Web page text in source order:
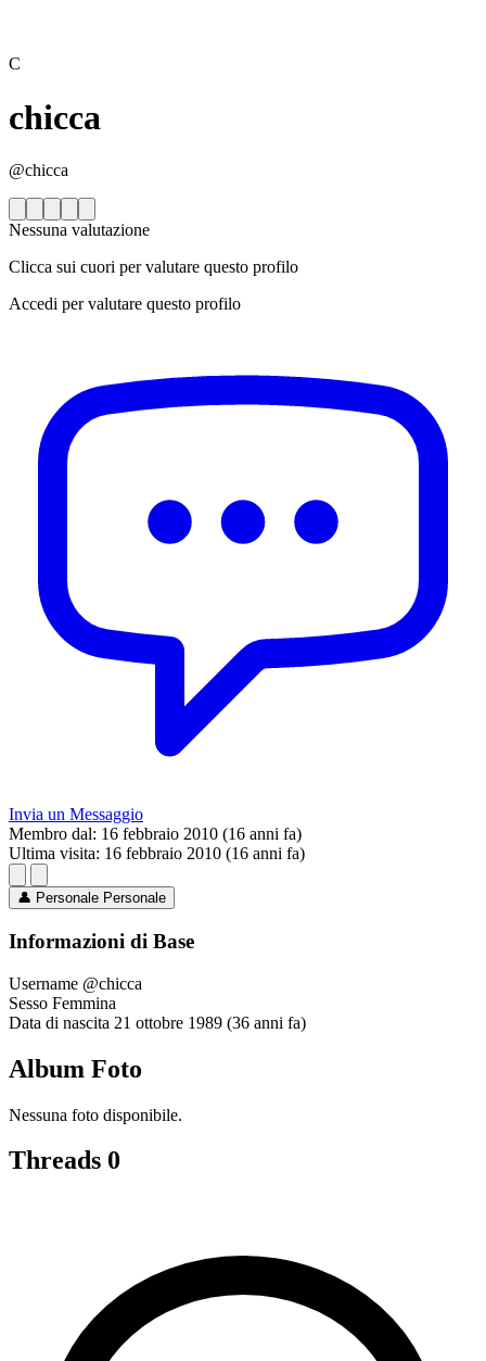
C
chicca
@chicca
Nessuna valutazione
Clicca sui cuori per valutare questo profilo
Accedi per valutare questo profilo
Invia un Messaggio
Membro dal: 16 febbraio 2010 (16 anni fa)
Ultima visita: 16 febbraio 2010 (16 anni fa)
👤 Personale Personale
Informazioni di Base
Username @chicca
Sesso Femmina
Data di nascita 21 ottobre 1989 (36 anni fa)
Album Foto
Nessuna foto disponibile.
Threads 0